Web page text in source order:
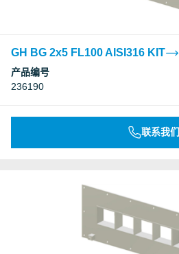
GH BG 2x5 FL100 AISI316 KIT
产品编号
236190
联系我们